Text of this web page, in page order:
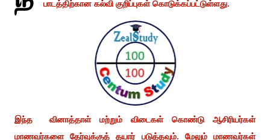
பாடத்திற்கான கல்வி குறிப்புகள் கொடுக்கப்பட்டுள்ளது.
இந்த வினாத்தாள் மற்றும் விடைகள் கொண்டு ஆசிரியர்கள்
மாணவர்களை தேர்வுக்குத் தயார் படுத்தவும். மேலும் மாணவர்கள்